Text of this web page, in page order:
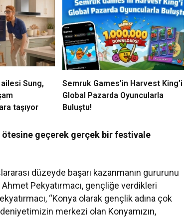
Sung,
taşıyor
Semruk Games’in Harvest King’i
Global Pazarda Oyuncularla
Buluştu!
ötesine geçerek gerçek bir festivale
düzeyde başarı kazanmanın gururunu
Pekyatırmacı, gençliğe verdikleri
“Konya olarak gençlik adına çok
merkezi olan Konyamızın,